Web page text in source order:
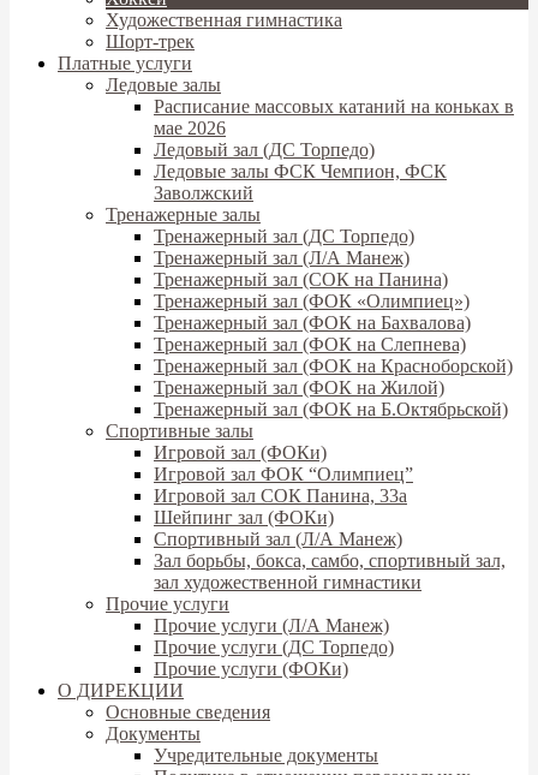
Художественная гимнастика
Шорт-трек
Платные услуги
Ледовые залы
Расписание массовых катаний на коньках в
мае 2026
Ледовый зал (ДС Торпедо)
Ледовые залы ФСК Чемпион, ФСК
Заволжский
Тренажерные залы
Тренажерный зал (ДС Торпедо)
Тренажерный зал (Л/А Манеж)
Тренажерный зал (СОК на Панина)
Тренажерный зал (ФОК «Олимпиец»)
Тренажерный зал (ФОК на Бахвалова)
Тренажерный зал (ФОК на Слепнева)
Тренажерный зал (ФОК на Красноборской)
Тренажерный зал (ФОК на Жилой)
Тренажерный зал (ФОК на Б.Октябрьской)
Спортивные залы
Игровой зал (ФОКи)
Игровой зал ФОК “Олимпиец”
Игровой зал СОК Панина, 33а
Шейпинг зал (ФОКи)
Спортивный зал (Л/А Манеж)
Зал борьбы, бокса, самбо, спортивный зал,
зал художественной гимнастики
Прочие услуги
Прочие услуги (Л/А Манеж)
Прочие услуги (ДС Торпедо)
Прочие услуги (ФОКи)
О ДИРЕКЦИИ
Основные сведения
Документы
Учредительные документы